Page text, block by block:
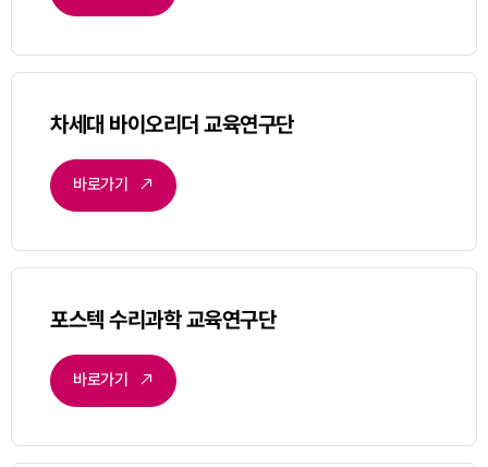
차세대 바이오리더 교육연구단
바로가기
포스텍 수리과학 교육연구단
바로가기